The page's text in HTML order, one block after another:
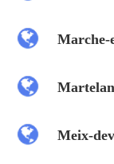
Marche-
Meix-